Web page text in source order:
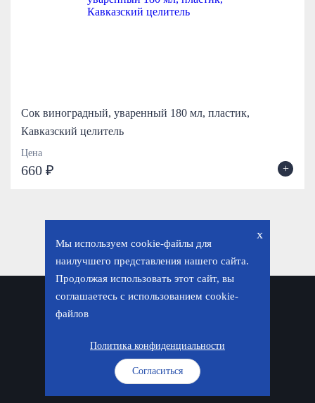
Сок виноградный, уваренный 180 мл, пластик,
Кавказский целитель
Цена
660 ₽ +
x
Мы используем cookie-файлы для
наилучшего представления нашего сайта.
Продолжая использовать этот сайт, вы
соглашаетесь с использованием cookie-
файлов
Согласиться
Политика конфиденциальности